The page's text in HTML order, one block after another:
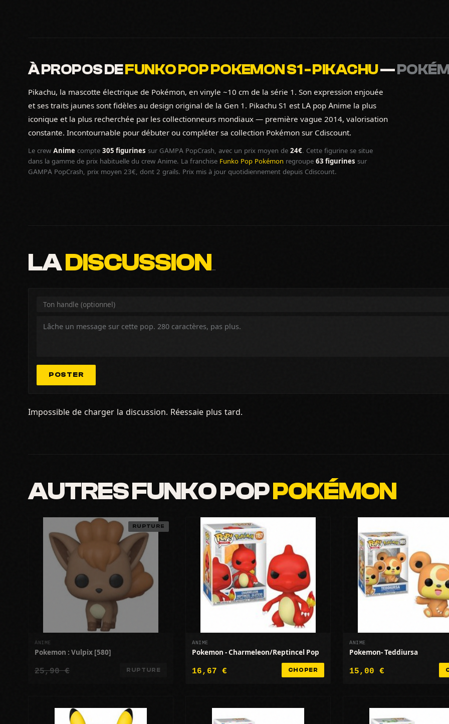
À PROPOS DEFUNKO POP POKEMON S1 - PIKACHU—
Pikachu, la mascotte électrique de Pokémon, en vinyle ~10 cm de la série 1. Son expression enjouée
et ses traits jaunes sont fidèles au design original de la Gen 1. Pikachu S1 est LA pop Anime la plus
iconique et la plus recherchée par les collectionneurs mondiaux — première vague 2014, valorisation
constante. Incontournable pour débuter ou compléter sa collection Pokémon sur Cdiscount.
Le crew Anime compte 305 figurines sur GAMPA PopCrash, avec un prix moyen de 24€. Cette figurine se situe
dans la gamme de prix habituelle du crew Anime. La franchise Funko Pop Pokémon regroupe 63 figurines sur
GAMPA PopCrash, prix moyen 23€, dont 2 grails. Prix mis à jour quotidiennement depuis Cdiscount.
LADISCUSSION…
POSTER
Impossible de charger la discussion. Réessaie plus tard.
AUTRES FUNKO POPPOKÉMON
RUPTURE
ANIME
Pokemon : Vulpix [580]
25,90 € RUPTURE
ANIME
Pokemon - Charmeleon/Reptincel Pop
16,67 € CHOPER
ANIME
Pokemon- Teddiursa
15,00 €